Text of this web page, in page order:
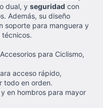
dual, y seguridad con
Además, su diseño
soporte para manguera y
técnicos.
para Ciclismo,
acceso rápido,
todo en orden.
en hombros para mayor